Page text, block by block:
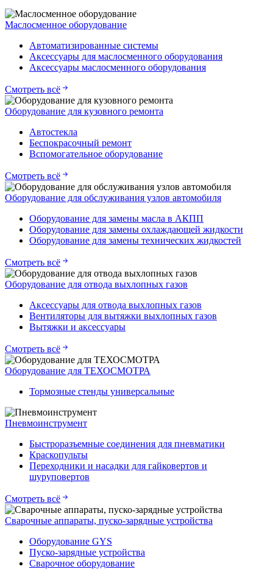
Маслосменное оборудование
Автоматизированные системы
Аксессуары для маслосменного оборудования
Аксессуары маслосменного оборудования
Смотреть всё
Оборудование для кузовного ремонта
Автостекла
Беспокрасочный ремонт
Вспомогательное оборудование
Смотреть всё
Оборудование для обслуживания узлов автомобиля
Оборудование для замены масла в АКПП
Оборудование для замены охлаждающей жидкости
Оборудование для замены технических жидкостей
Смотреть всё
Оборудование для отвода выхлопных газов
Аксессуары для отвода выхлопных газов
Вентиляторы для вытяжки выхлопных газов
Вытяжки и аксессуары
Смотреть всё
Оборудование для ТЕХОСМОТРА
Тормозные стенды универсальные
Пневмоинструмент
Быстроразъемные соединения для пневматики
Краскопульты
Переходники и насадки для гайковертов и
шуруповертов
Смотреть всё
Сварочные аппараты, пуско-зарядные устройства
Оборудование GYS
Пуско-зарядные устройства
Сварочное оборудование